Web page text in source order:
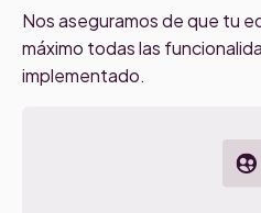
Nos aseguramos de que tu
máximo todas las
implementado.